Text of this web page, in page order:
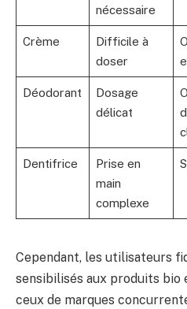
nécessaire
Crème
Difficile à
doser
Déodorant
Dosage
délicat
Dentifrice
Prise en
main
complexe
Cependant, les utilisateurs
sensibilisés aux produits bio
ceux de marques